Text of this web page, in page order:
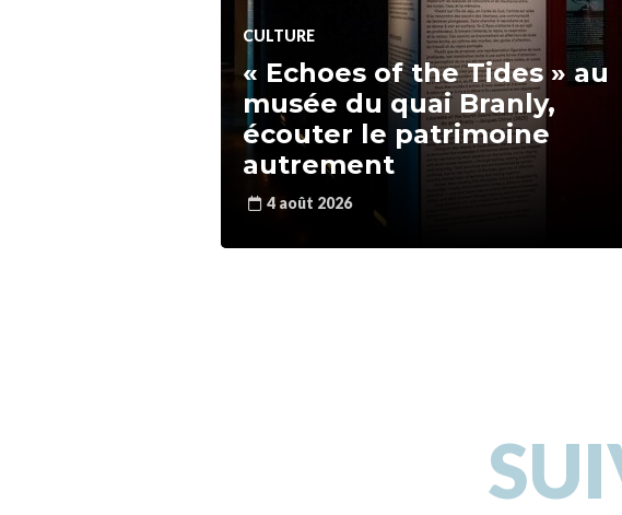
CULTURE
« Echoes of the Tides » au
musée du quai Branly,
écouter le patrimoine
autrement
4 août 2026